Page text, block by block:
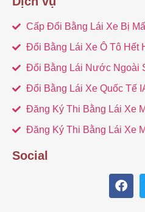
Cấp Đổi Bằng Lái Xe Bị
Đổi Bằng Lái Xe Ô Tô Hết
Đổi Bằng Lái Nước Ngoài
Đổi Bằng Lái Xe Quốc Tế
Đăng Ký Thi Bằng Lái Xe
Đăng Ký Thi Bằng Lái Xe
Social